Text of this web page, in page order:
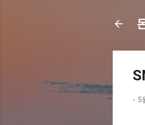
- 5